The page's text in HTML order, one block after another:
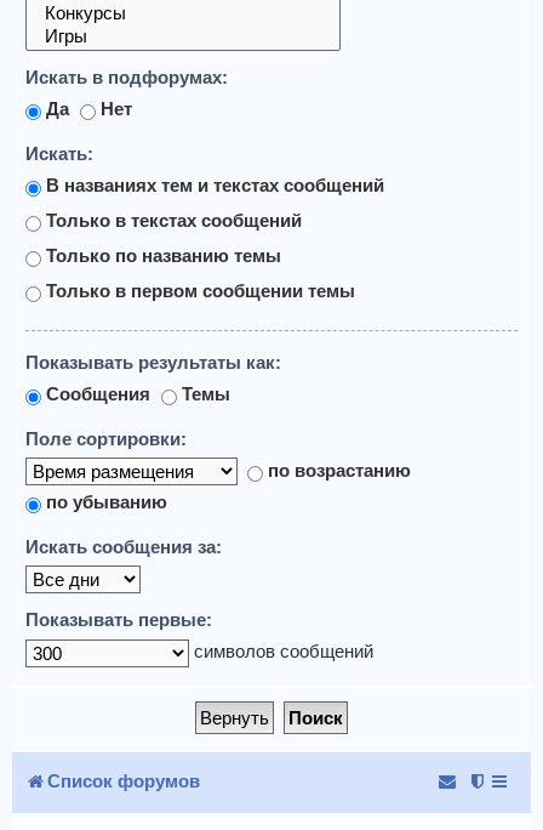
Искать в подфорумах:
Да
Нет
Искать:
В названиях тем и текстах сообщений
Только в текстах сообщений
Только по названию темы
Только в первом сообщении темы
Показывать результаты как:
Сообщения
Темы
Поле сортировки:
по возрастанию
по убыванию
Искать сообщения за:
Показывать первые:
символов сообщений
Список форумов